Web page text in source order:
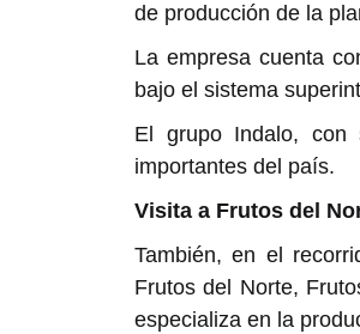
de producción de la
La empresa cuenta
bajo el sistema
El grupo Indalo,
importantes del país.
Visita a Frutos del
También, en el
Frutos del Norte,
especializa en la